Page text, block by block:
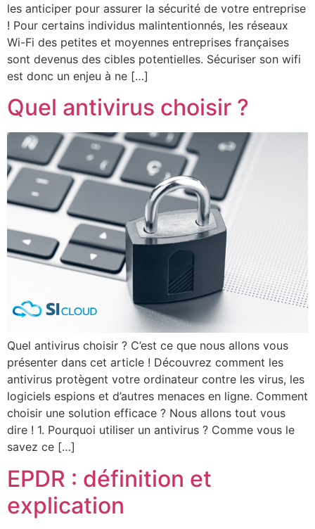
les anticiper pour assurer la sécurité de votre entreprise
! Pour certains individus malintentionnés, les réseaux
Wi-Fi des petites et moyennes entreprises françaises
sont devenus des cibles potentielles. Sécuriser son wifi
est donc un enjeu à ne […]
Quel antivirus choisir ?
Quel antivirus choisir ? C’est ce que nous allons vous
présenter dans cet article ! Découvrez comment les
antivirus protègent votre ordinateur contre les virus, les
logiciels espions et d’autres menaces en ligne. Comment
choisir une solution efficace ? Nous allons tout vous
dire ! 1. Pourquoi utiliser un antivirus ? Comme vous le
savez ce […]
EPDR : définition et
explication